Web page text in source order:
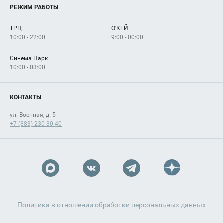
Услуги
Рекламодателям
Как добраться
РЕЖИМ РАБОТЫ
ТРЦ
10:00 - 22:00
О'КЕЙ
9:00 - 00:00
Синема Парк
10:00 - 03:00
КОНТАКТЫ
ул. Военная, д. 5
+7 (383) 230-30-40
Политика в отношении обработки персональных данных